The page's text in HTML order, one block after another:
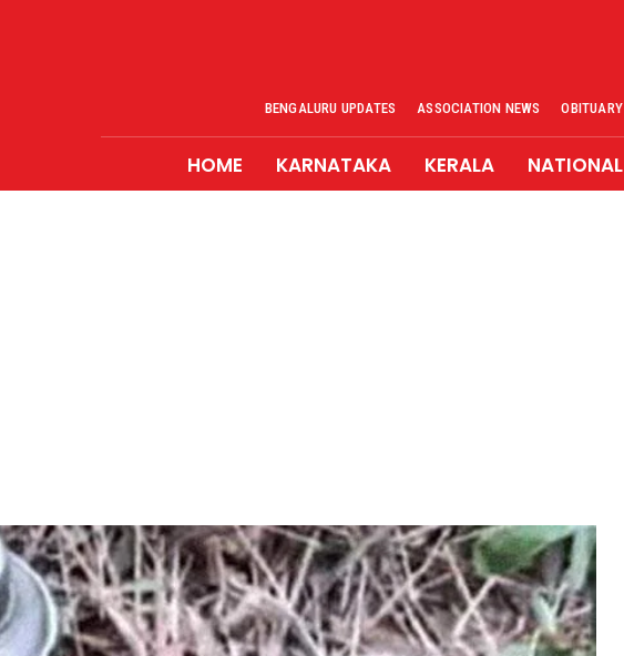
BENGALURU UPDATES ASSOCIATION NEWS OBITUARY
HOME KARNATAKA KERALA NATIONAL